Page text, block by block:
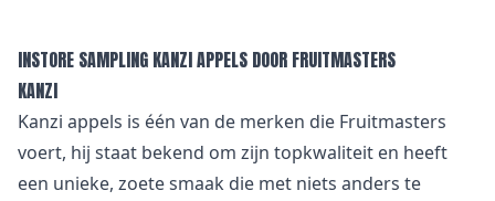
INSTORE SAMPLING KANZI APPELS DOOR FRUITMASTERS
KANZI
Kanzi appels is één van de merken die Fruitmasters
voert, hij staat bekend om zijn topkwaliteit en heeft
een unieke, zoete smaak die met niets anders te